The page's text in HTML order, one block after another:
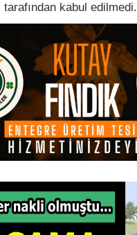
tarafından kabul edilmedi.